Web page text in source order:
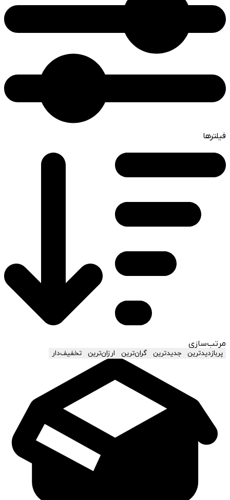
فیلترها
مرتب‌سازی
پربازدیدترین جدیدترین گران‌ترین ارزان‌ترین تخفیف‌دار